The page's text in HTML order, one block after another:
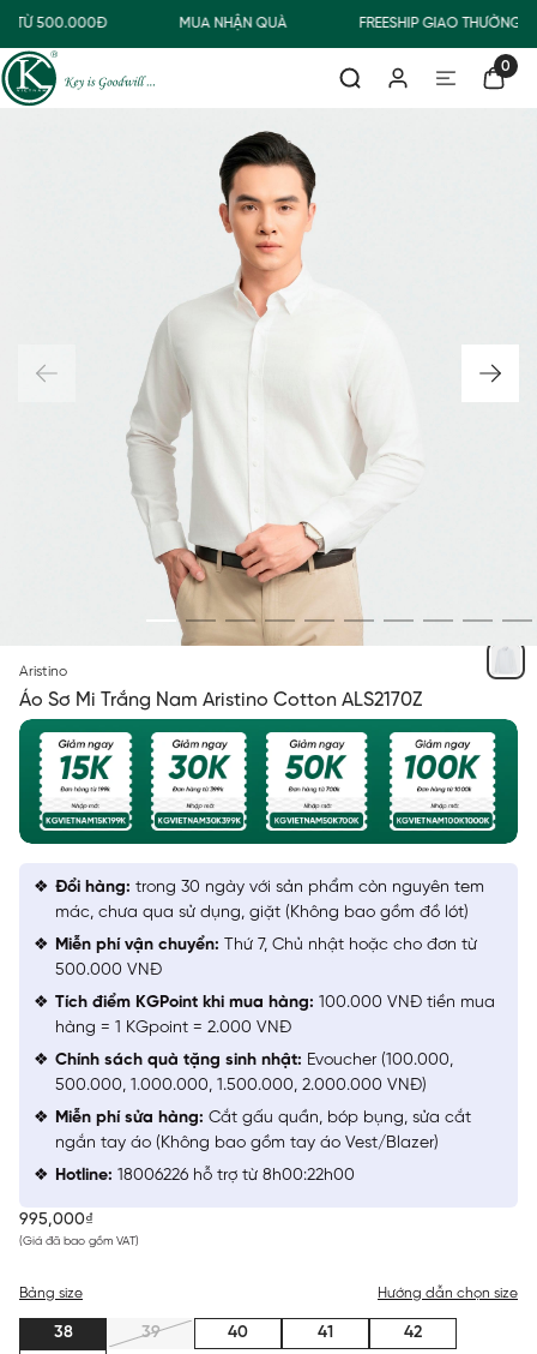
TỪ 500.000Đ MUA NHẬN QUÀ FREESHIP GIAO THƯỜNG
0
Aristino
Áo Sơ Mi Trắng Nam Aristino Cotton ALS2170Z
995,000₫
(Giá đã bao gồm VAT)
Bảng size Hướng dẫn chọn size
38 39 40 41
42
Đổi hàng: trong 30 ngày với sản phẩm còn nguyên tem
mác, chưa qua sử dụng, giặt (Không bao gồm đồ lót)
Miễn phí vận chuyển: Thứ 7, Chủ nhật hoặc cho đơn từ
500.000 VNĐ
Tích điểm KGPoint khi mua hàng: 100.000 VNĐ tiền mua
hàng = 1 KGpoint = 2.000 VNĐ
Chính sách quà tặng sinh nhật: Evoucher (100.000,
500.000, 1.000.000, 1.500.000, 2.000.000 VNĐ)
Miễn phí sửa hàng: Cắt gấu quần, bóp bụng, sửa cắt
ngắn tay áo (Không bao gồm tay áo Vest/Blazer)
Hotline: 18006226 hỗ trợ từ 8h00:22h00